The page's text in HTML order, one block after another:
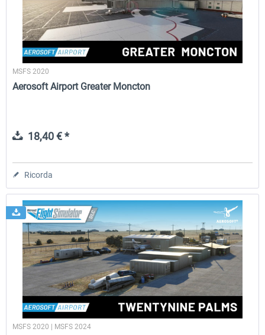
MSFS 2020
Aerosoft Airport Greater Moncton
18,40 € *
Ricorda
MSFS 2020 | MSFS 2024